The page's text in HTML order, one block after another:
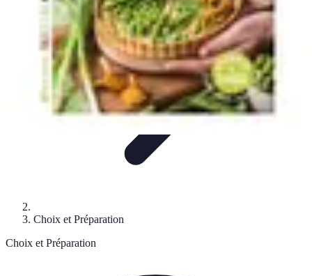
Choix et Préparation
Choix et Préparation